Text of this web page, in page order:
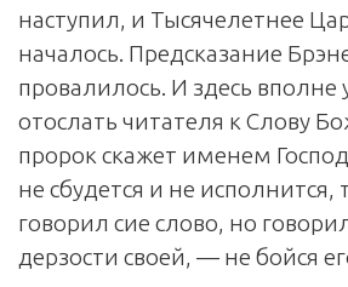
наступил, и Тысячелетнее
началось. Предсказание
провалилось. И здесь вполне
отослать читателя к Слову
пророк скажет именем
не сбудется и не исполнится,
говорил сие слово, но
дерзости своей, — не бойся